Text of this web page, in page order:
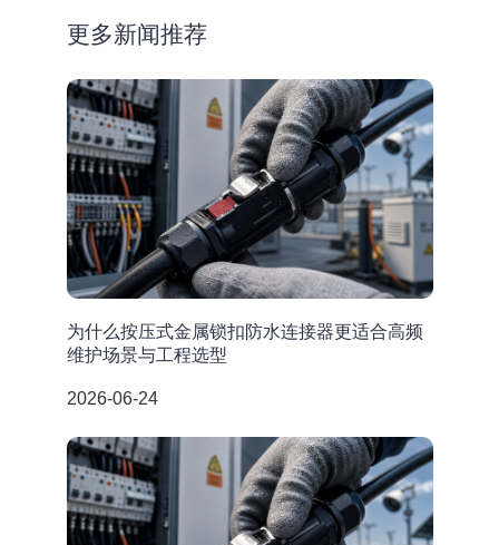
更多新闻推荐
为什么按压式金属锁扣防水连接器更适合高频
维护场景与工程选型
2026-06-24